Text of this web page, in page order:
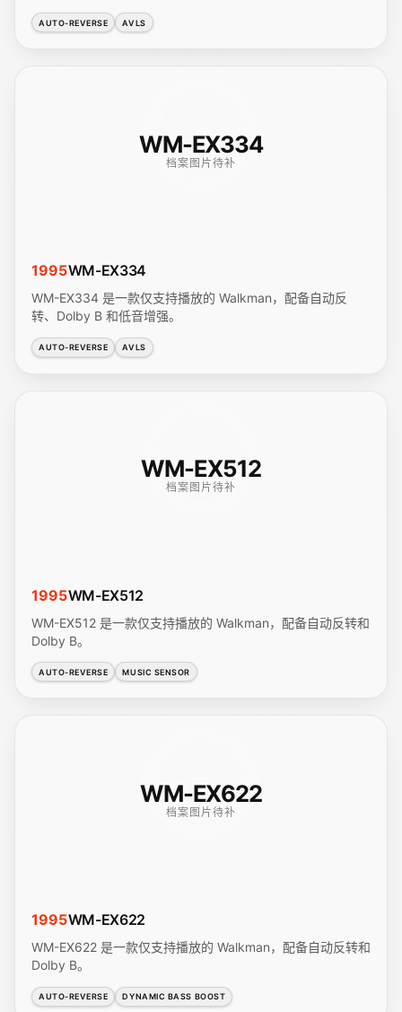
AUTO-REVERSE AVLS
WM-EX334
档案图片待补
1995WM-EX334
WM-EX334 是一款仅支持播放的 Walkman，配备自动反
转、Dolby B 和低音增强。
AUTO-REVERSE AVLS
WM-EX512
档案图片待补
1995WM-EX512
WM-EX512 是一款仅支持播放的 Walkman，配备自动反转和
Dolby B。
AUTO-REVERSE MUSIC SENSOR
WM-EX622
档案图片待补
1995WM-EX622
WM-EX622 是一款仅支持播放的 Walkman，配备自动反转和
Dolby B。
AUTO-REVERSE DYNAMIC BASS BOOST